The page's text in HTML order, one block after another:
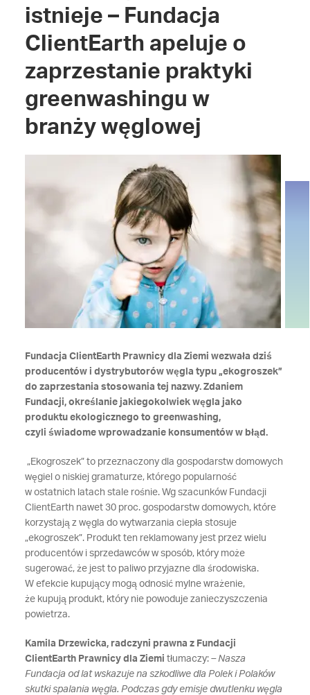
istnieje – Fundacja
ClientEarth apeluje o
zaprzestanie praktyki
greenwashingu w
branży węglowej
Fundacja ClientEarth Prawnicy dla Ziemi wezwała dziś
producentów i dystrybutorów węgla typu „ekogroszek”
do zaprzestania stosowania tej nazwy. Zdaniem
Fundacji, określanie jakiegokolwiek węgla jako
produktu ekologicznego to greenwashing,
czyli świadome wprowadzanie konsumentów w błąd.
„Ekogroszek” to przeznaczony dla gospodarstw domowych
węgiel o niskiej gramaturze, którego popularność
w ostatnich latach stale rośnie. Wg szacunków Fundacji
ClientEarth nawet 30 proc. gospodarstw domowych, które
korzystają z węgla do wytwarzania ciepła stosuje
„ekogroszek”. Produkt ten reklamowany jest przez wielu
producentów i sprzedawców w sposób, który może
sugerować, że jest to paliwo przyjazne dla środowiska.
W efekcie kupujący mogą odnosić mylne wrażenie,
że kupują produkt, który nie powoduje zanieczyszczenia
powietrza.
Kamila Drzewicka, radczyni prawna z Fundacji
ClientEarth Prawnicy dla Ziemi tłumaczy:– Nasza
Fundacja od lat wskazuje na szkodliwe dla Polek i Polaków
skutki spalania węgla. Podczas gdy emisje dwutlenku węgla